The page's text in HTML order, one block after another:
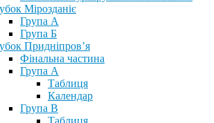
Мірозданіє
Група А
Група Б
Придніпров’я
Фінальна частина
Група А
Таблиця
Календар
Група В
Таблиця